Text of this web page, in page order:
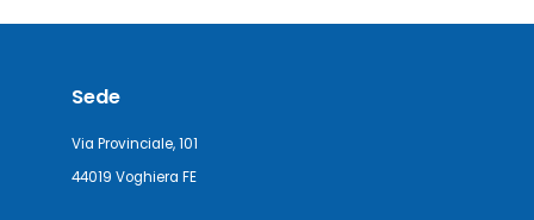
Sede
Via Provinciale, 101
44019 Voghiera FE